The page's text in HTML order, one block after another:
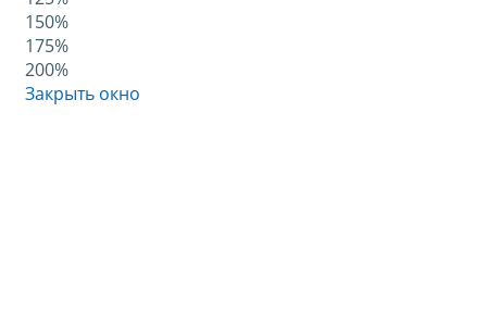
150%
175%
200%
Закрыть окно